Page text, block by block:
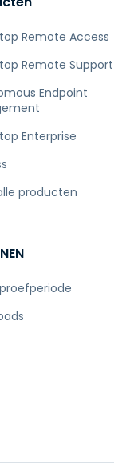
Remote Access
Remote Support
Endpoint
Enterprise
producten